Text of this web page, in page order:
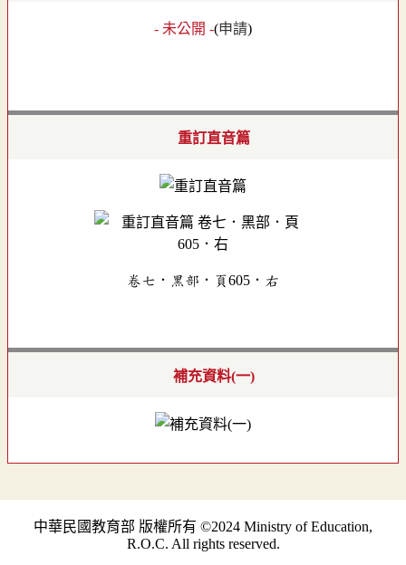
- 未公開 -(申請)
重訂直音篇
卷七．黑部．頁605．右
補充資料(一)
中華民國教育部 版權所有 ©2024 Ministry of Education,
R.O.C. All rights reserved.